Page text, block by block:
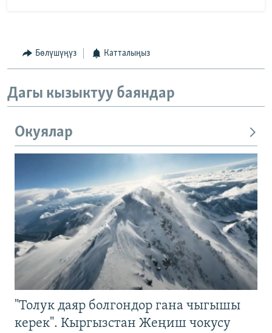
Бөлүшүңүз Катталыңыз
Дагы кызыктуу баяндар
Окуялар
"Толук даяр болгондор гана чыгышы
керек". Кыргызстан Жеңиш чокусу